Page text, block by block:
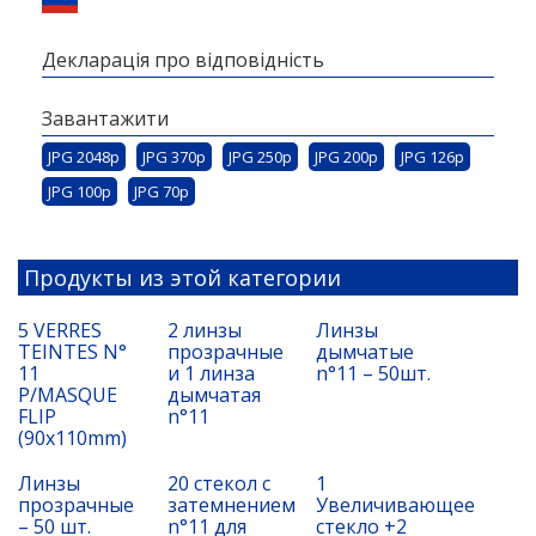
Декларація про відповідність
Завантажити
JPG 2048p JPG 370p JPG 250p JPG 200p
JPG 126p
JPG 100p
JPG 70p
Продукты из этой категории
5 VERRES
TEINTES N°
11
P/MASQUE
FLIP
(90x110mm)
2 линзы
прозрачные
и 1 линза
дымчатая
n°11
Линзы
дымчатые
n°11 – 50шт.
Линзы
прозрачные
– 50 шт.
20 стекол с
затемнением
n°11 для
1
Увеличивающее
стекло +2